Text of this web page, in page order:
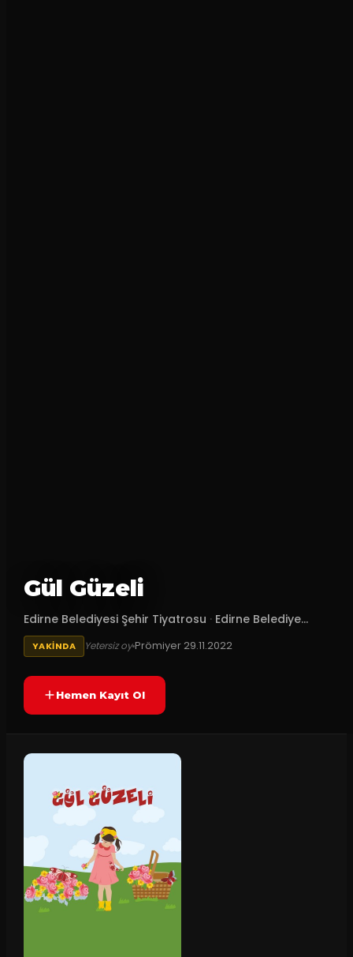
Gül Güzeli
Edirne Belediyesi Şehir Tiyatrosu · Edirne Belediye...
YAKINDA Yetersiz oyPrömiyer 29.11.2022
Hemen Kayıt Ol